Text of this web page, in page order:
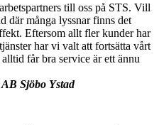
till oss på STS. Vill
där många lyssnar finns det
Eftersom allt fler kunder har
har vi valt att fortsätta vårt
får bra service är ett ännu
Sjöbo Ystad